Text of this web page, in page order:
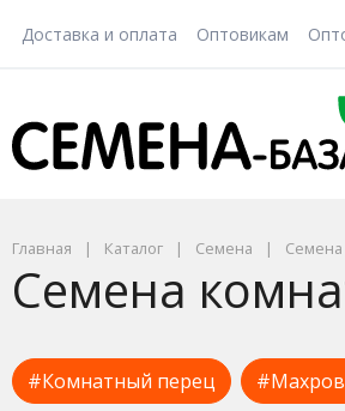
Доставка и оплата Оптовикам
Главная Каталог Семена
Семена
#Комнатный перец